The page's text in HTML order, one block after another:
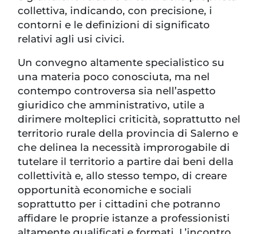
collettiva, indicando, con precisione, i
contorni e le definizioni di significato
relativi agli usi civici.
Un convegno altamente specialistico su
una materia poco conosciuta, ma nel
contempo controversa sia nell’aspetto
giuridico che amministrativo, utile a
dirimere molteplici criticità, soprattutto nel
territorio rurale della provincia di Salerno e
che delinea la necessità improrogabile di
tutelare il territorio a partire dai beni della
collettività e, allo stesso tempo, di creare
opportunità economiche e sociali
soprattutto per i cittadini che potranno
affidare le proprie istanze a professionisti